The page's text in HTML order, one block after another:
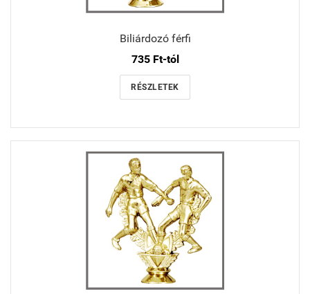
Biliárdozó férfi
735 Ft-tól
RÉSZLETEK